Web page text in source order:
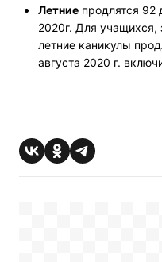
Летние продлятся 92
2020г. Для
летние каникулы
августа 2020 г.